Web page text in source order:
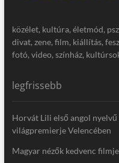
közélet, kultúra, életmód,
divat, zene, film, kiállítás,
fotó, video, színház,
legfrissebb
Horvát Lili első angol
világpremierje Velencében
Magyar nézők kedvenc